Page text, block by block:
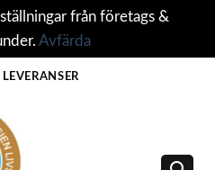
från företags &
Avfärda